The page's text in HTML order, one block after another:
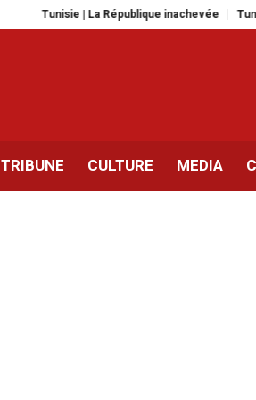
Tunisie | La République inachevée Tunisie |
TRIBUNE CULTURE MEDIA